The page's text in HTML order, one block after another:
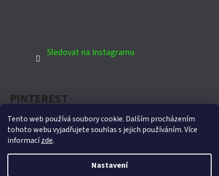
Tento web používá soubory cookie. Dalším procházením
tohoto webu vyjadřujete souhlas s jejich používáním. Více
informacízde.
Nastavení
Sledovat na Instagramu
PINTEREST
Oficiální partner Biohort pro Českou republiku
Vytvořil Shoptet